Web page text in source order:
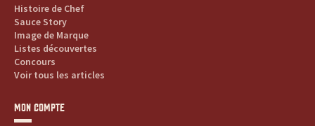
Histoire de Chef
Sauce Story
Image de Marque
Listes découvertes
Concours
Voir tous les articles
MON COMPTE